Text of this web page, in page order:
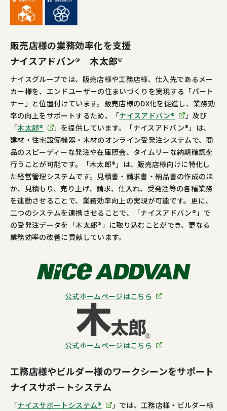
販売店様の業務効率化を支援
ナイスアドバン® 木太郎®
ナイスグループでは、販売店様や工務店様、仕入先であるメー
カー様を、エンドユーザーの住まいづくりを実現する「パート
ナー」と位置付けています。販売店様のDX化を促進し、業務効
率の向上をサポートするため、「ナイスアドバン®
」及び
「木太郎®
」を提供しています。「ナイスアドバン®」は、
建材・住宅設備機器・木材のオンライン受発注システムで、商
品のスピーディーな発注や在庫照会、タイムリーな納期確認を
行うことが可能です。「木太郎®」は、販売店様向けに特化し
た経営管理システムです。見積書・請求書・納品書の作成のほ
か、見積もり、売り上げ、請求、仕入れ、受発注等の各種業務
を連動させることで、業務効率向上の実現が可能です。更に、
二つのシステムを連携させることで、「ナイスアドバン®」で
の受発注データを「木太郎®」に取り込むことができ、更なる
業務効率の改善に貢献しています。
公式ホームページはこちら
公式ホームページはこちら
工務店様やビルダー様のワークシーンをサポート
ナイスサポートシステム
「ナイスサポートシステム®
」では、工務店様・ビルダー様